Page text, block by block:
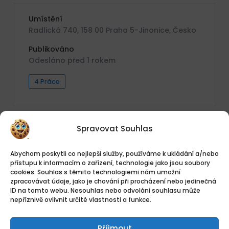
Spravovat Souhlas
Abychom poskytli co nejlepší služby, používáme k ukládání a/nebo
přístupu k informacím o zařízení, technologie jako jsou soubory
cookies. Souhlas s těmito technologiemi nám umožní
zpracovávat údaje, jako je chování při procházení nebo jedinečná
ID na tomto webu. Nesouhlas nebo odvolání souhlasu může
nepříznivě ovlivnit určité vlastnosti a funkce.
Umístění
Radlická 740, 158 00 Praha 5-Jinonice, Česko
Publikováno
Odesláno před 1 rokem
4 Práce
Lesy České republiky, s. p.
Přemyslova 1106/19, Nový Hradec Králové,